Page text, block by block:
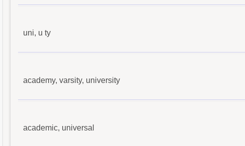
uni, u ty
academy, varsity, university
academic, universal